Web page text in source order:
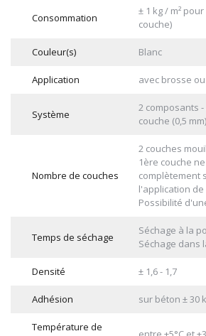
Consommation
± 1 kg / m²
couche)
Couleur(s) Blanc
Application avec brosse
Système
2 composants
couche (0,5 mm)
Nombre de couches
2 couches
1ère couche
complètement
l'application de
Possibilité
Temps de séchage
Séchage à la
Séchage dans
Densité ± 1,6 - 1,7
Adhésion sur béton ± 30
Température de